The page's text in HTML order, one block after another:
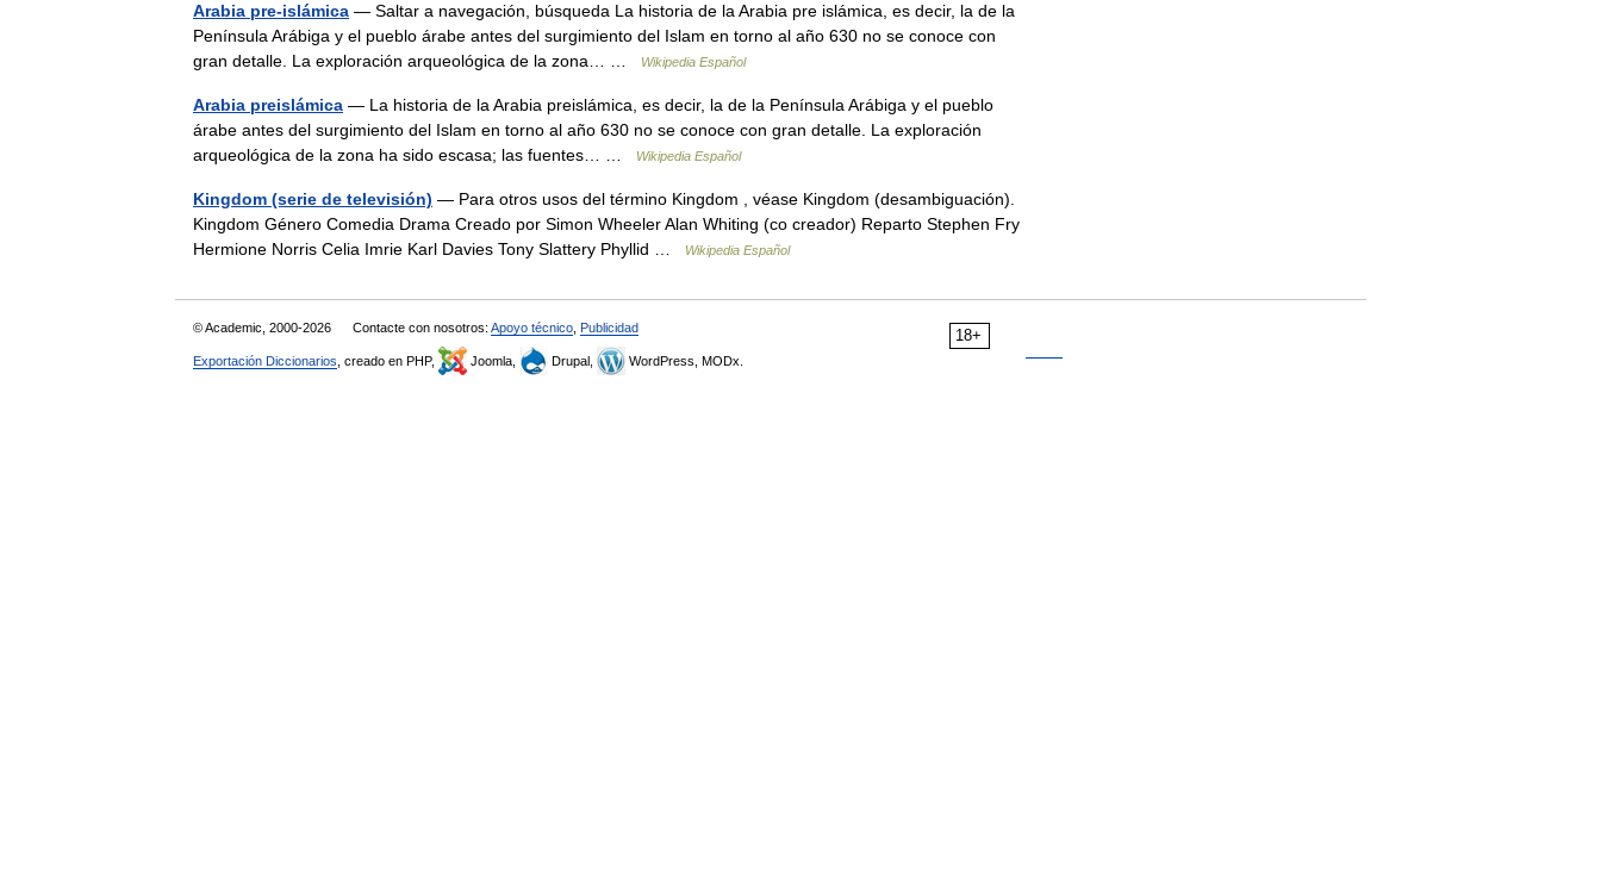
Arabia pre-islámica — Saltar a navegación, búsqueda La historia de la Arabia pre islámica, es decir, la de la
Península Arábiga y el pueblo árabe antes del surgimiento del Islam en torno al año 630 no se conoce con
gran detalle. La exploración arqueológica de la zona… …
Wikipedia Español
Arabia preislámica — La historia de la Arabia preislámica, es decir, la de la Península Arábiga y el pueblo
árabe antes del surgimiento del Islam en torno al año 630 no se conoce con gran detalle. La exploración
arqueológica de la zona ha sido escasa; las fuentes… …
Wikipedia Español
Kingdom (serie de televisión) — Para otros usos del término Kingdom , véase Kingdom (desambiguación).
Kingdom Género Comedia Drama Creado por Simon Wheeler Alan Whiting (co creador) Reparto Stephen Fry
Hermione Norris Celia Imrie Karl Davies Tony Slattery Phyllid …
Wikipedia Español
18+
© Academic, 2000-2026 Contacte con nosotros: Apoyo técnico Publicidad
Exportación Diccionarios , creado en PHP, Joomla, Drupal, WordPress, MODx.